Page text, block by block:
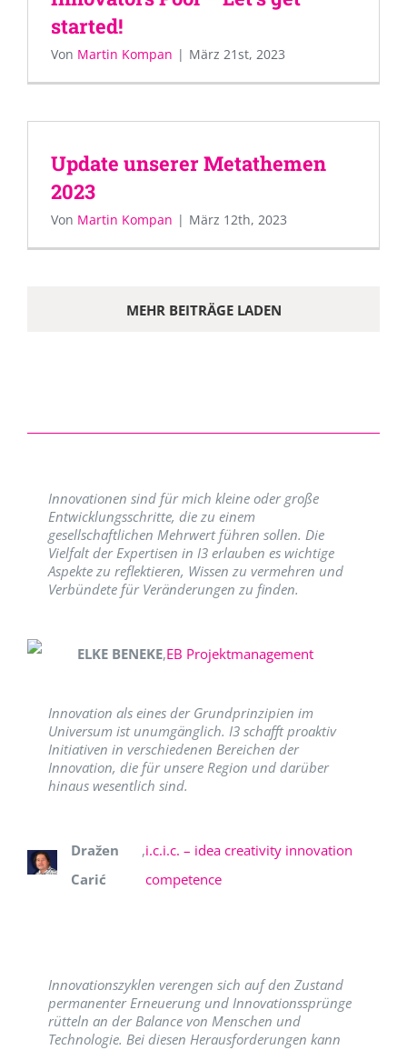
started!
Von Martin Kompan | März 21st, 2023
Update unserer Metathemen
2023
Von Martin Kompan | März 12th, 2023
MEHR BEITRÄGE LADEN
Innovationen sind für mich kleine oder große
Entwicklungsschritte, die zu einem
gesellschaftlichen Mehrwert führen sollen. Die
Vielfalt der Expertisen in I3 erlauben es wichtige
Aspekte zu reflektieren, Wissen zu vermehren und
Verbündete für Veränderungen zu finden.
ELKE BENEKE,EB Projektmanagement
Innovation als eines der Grundprinzipien im
Universum ist unumgänglich. I3 schafft proaktiv
Initiativen in verschiedenen Bereichen der
Innovation, die für unsere Region und darüber
hinaus wesentlich sind.
Dražen
Carić
,i.c.i.c. – idea creativity innovation
competence
Innovationszyklen verengen sich auf den Zustand
permanenter Erneuerung und Innovationssprünge
rütteln an der Balance von Menschen und
Technologie. Bei diesen Herausforderungen kann